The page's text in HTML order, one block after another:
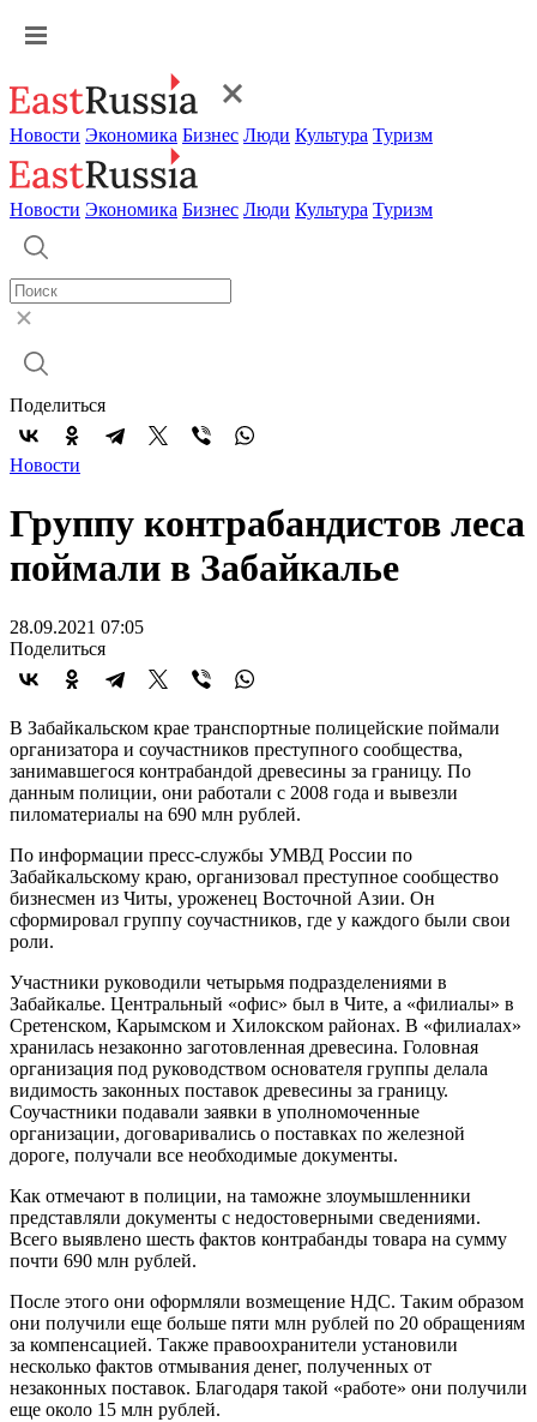
Новости Экономика Бизнес Люди Культура Туризм
Новости Экономика Бизнес Люди Культура Туризм
Поделиться
Новости
Группу контрабандистов леса
поймали в Забайкалье
28.09.2021 07:05
Поделиться
В Забайкальском крае транспортные полицейские поймали
организатора и соучастников преступного сообщества,
занимавшегося контрабандой древесины за границу. По
данным полиции, они работали с 2008 года и вывезли
пиломатериалы на 690 млн рублей.
По информации пресс-службы УМВД России по
Забайкальскому краю, организовал преступное сообщество
бизнесмен из Читы, уроженец Восточной Азии. Он
сформировал группу соучастников, где у каждого были свои
роли.
Участники руководили четырьмя подразделениями в
Забайкалье. Центральный «офис» был в Чите, а «филиалы» в
Сретенском, Карымском и Хилокском районах. В «филиалах»
хранилась незаконно заготовленная древесина. Головная
организация под руководством основателя группы делала
видимость законных поставок древесины за границу.
Соучастники подавали заявки в уполномоченные
организации, договаривались о поставках по железной
дороге, получали все необходимые документы.
Как отмечают в полиции, на таможне злоумышленники
представляли документы с недостоверными сведениями.
Всего выявлено шесть фактов контрабанды товара на сумму
почти 690 млн рублей.
После этого они оформляли возмещение НДС. Таким образом
они получили еще больше пяти млн рублей по 20 обращениям
за компенсацией. Также правоохранители установили
несколько фактов отмывания денег, полученных от
незаконных поставок. Благодаря такой «работе» они получили
еще около 15 млн рублей.